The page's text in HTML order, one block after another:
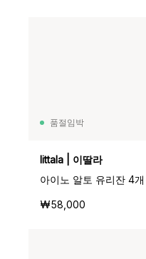
품절임박
Iittala | 이딸라
아이노 알토 유리잔 4
₩58,000